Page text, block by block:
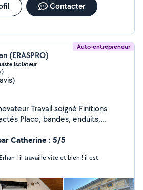
Contacter
Auto-entrepreneur
(ERASPRO)
Isolateur
Travail soigné Finitions
Catherine : 5/5
! il travaille vite et bien ! il est